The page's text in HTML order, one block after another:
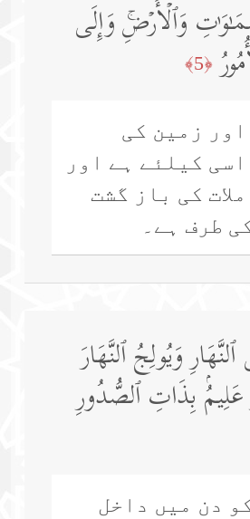
ٰ⁠تِ وَٱلۡأَرۡضِۚ وَإِلَى
﴿5﴾
زمین کی
کیلئے ہے اور
کی باز گشت
طرف ہے۔
وَیُولِجُ ٱلنَّهَارَ
بِذَاتِ ٱلصُّدُورِ
دن میں داخل